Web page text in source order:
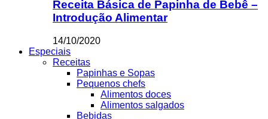
Receita Básica de Papinha de Bebê –
Introdução Alimentar
14/10/2020
Especiais
Receitas
Papinhas e Sopas
Pequenos chefs
Alimentos doces
Alimentos salgados
Bebidas